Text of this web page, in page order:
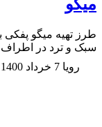
میگو
طرز تهیه میگو پفکی
سبک و ترد در اطراف
رویا 7 خرداد 1400